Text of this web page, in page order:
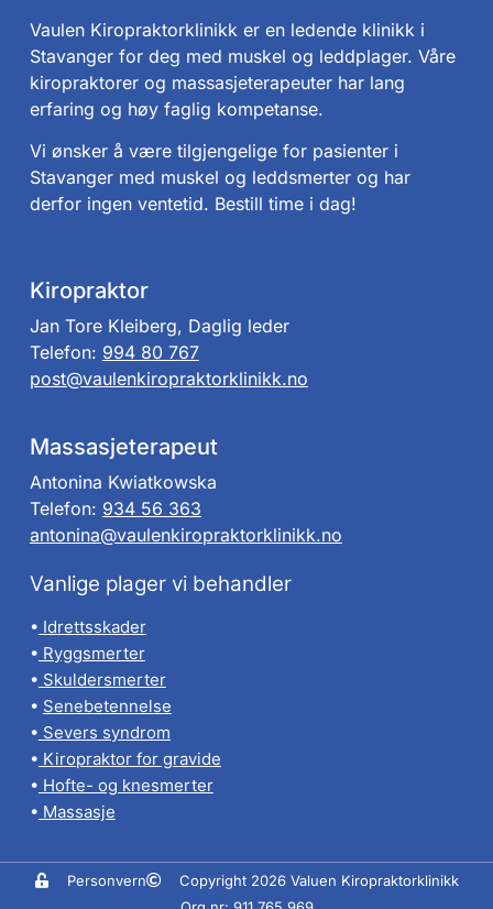
Vaulen Kiropraktorklinikk er en ledende klinikk i
Stavanger for deg med muskel og leddplager. Våre
kiropraktorer og massasjeterapeuter har lang
erfaring og høy faglig kompetanse.
Vi ønsker å være tilgjengelige for pasienter i
Stavanger med muskel og leddsmerter og har
derfor ingen ventetid. Bestill time i dag!
Kiropraktor
Jan Tore Kleiberg, Daglig leder
Telefon: 994 80 767
post@vaulenkiropraktorklinikk.no
Massasjeterapeut
Antonina Kwiatkowska
Telefon: 934 56 363
antonina@vaulenkiropraktorklinikk.no
Vanlige plager vi behandler
• Idrettsskader
• Ryggsmerter
• Skuldersmerter
• Senebetennelse
• Severs syndrom
• Kiropraktor for gravide
• Hofte- og knesmerter
• Massasje
Personvern
Copyright 2026 Valuen Kiropraktorklinikk